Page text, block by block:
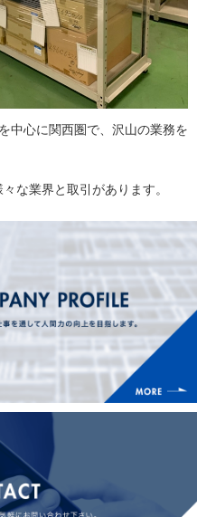
中心に関西圏で、沢山の業務を
な業界と取引があります。